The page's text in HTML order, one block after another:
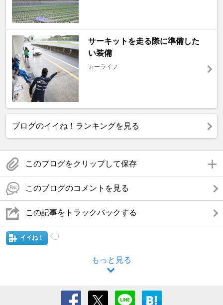
サーキットを走る際に準備した
い装備
カーライフ
ブログのイイね！ランキングを見る
このブログをクリップして保存
このブログのコメントを見る
この記事をトラックバックする
イイね！
もっと見る